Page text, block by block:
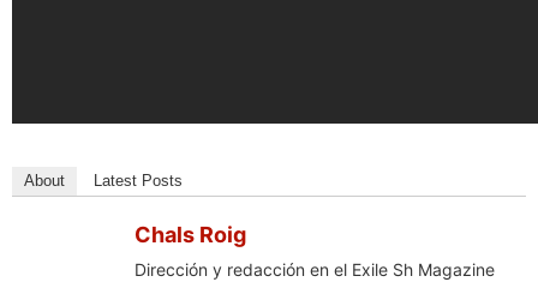
About Latest Posts
Chals Roig
Dirección y redacción en el Exile Sh Magazine